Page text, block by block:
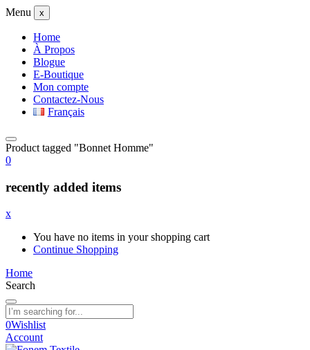
Menu x
Home
À Propos
Blogue
E-Boutique
Mon compte
Contactez-Nous
Français
Product tagged "Bonnet Homme"
0
recently added items
x
You have no items in your shopping cart
Continue Shopping
Home
Search
0Wishlist
Account